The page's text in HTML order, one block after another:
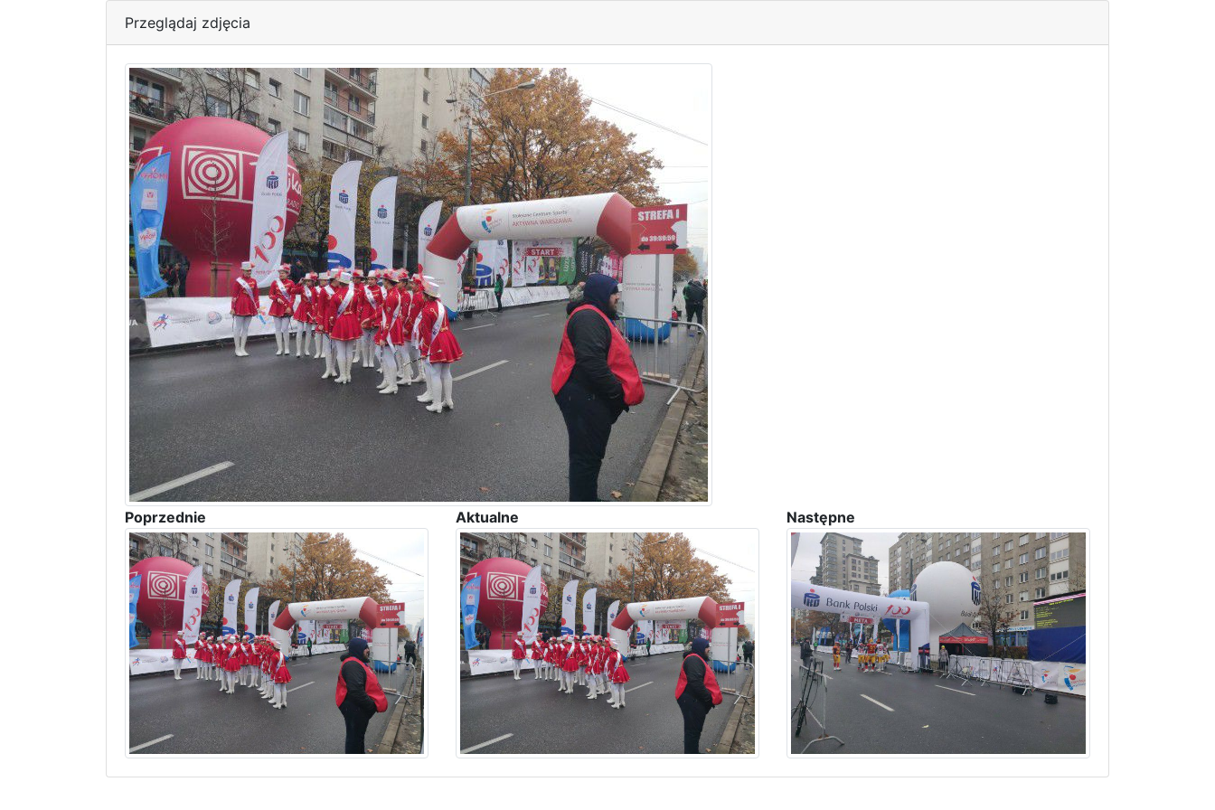
Przeglądaj zdjęcia
Poprzednie Aktualne Następne